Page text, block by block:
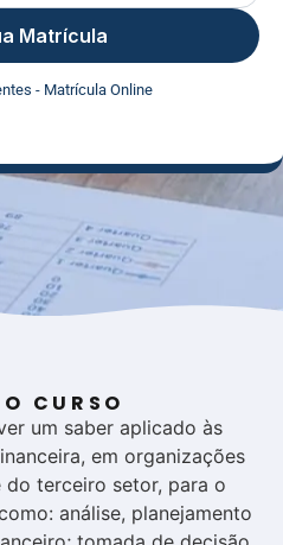
Matrícula
- Matrícula Online
CURSO
um saber aplicado às
em organizações
do terceiro setor, para o
análise, planejamento